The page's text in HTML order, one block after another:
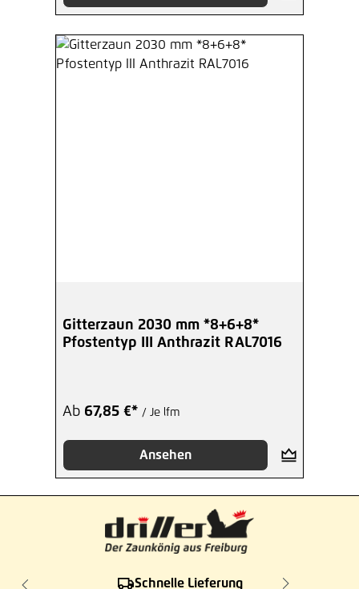
Gitterzaun 2030 mm *8+6+8*
Pfostentyp III Anthrazit RAL7016
Ab 67,85 €* / Je lfm
Ansehen
Schnelle Lieferung